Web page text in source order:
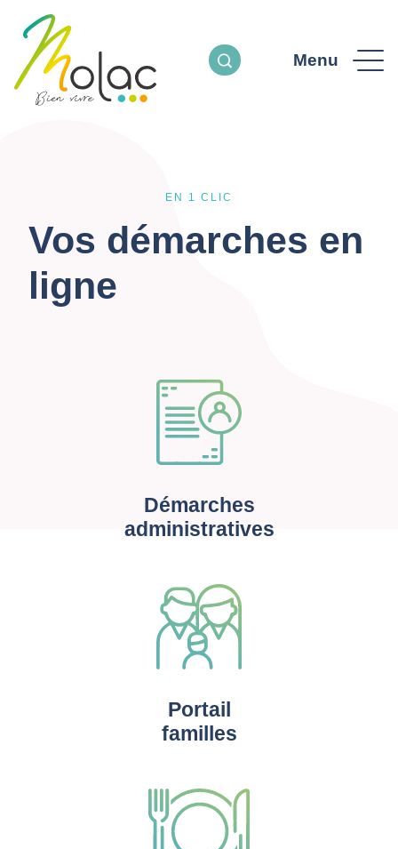
Menu
EN 1 CLIC
Vos démarches en
ligne
Démarches
administratives
Portail
familles